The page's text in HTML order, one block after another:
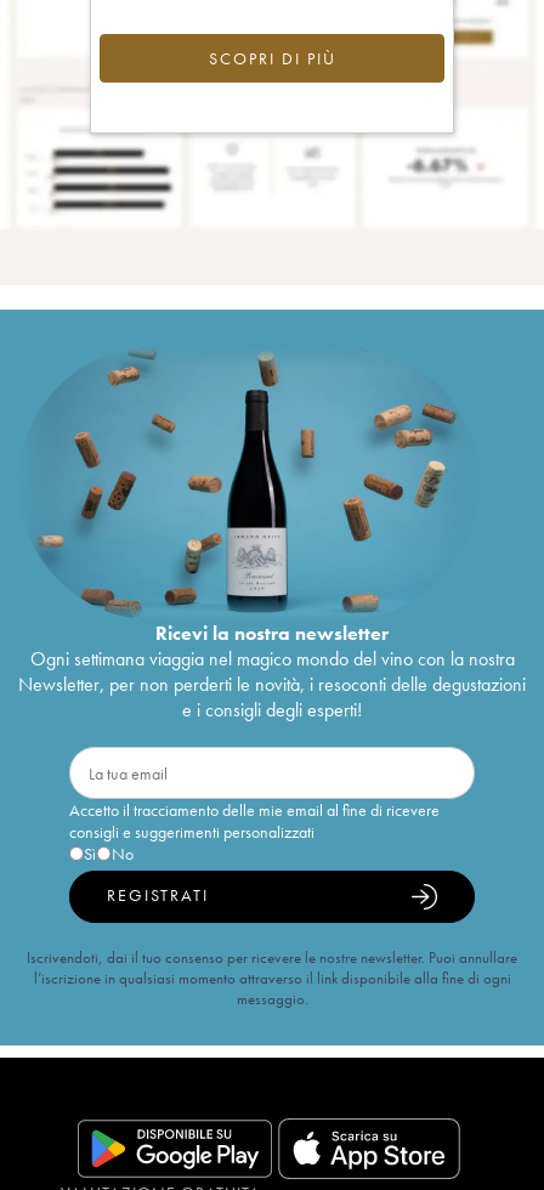
SCOPRI DI PIÙ
Ricevi la nostra newsletter
Ogni settimana viaggia nel magico mondo del vino con la nostra
Newsletter, per non perderti le novità, i resoconti delle degustazioni
e i consigli degli esperti!
Accetto il tracciamento delle mie email al fine di ricevere
consigli e suggerimenti personalizzati
Sì
No
REGISTRATI
Iscrivendoti, dai il tuo consenso per ricevere le nostre newsletter. Puoi annullare
l’iscrizione in qualsiasi momento attraverso il link disponibile alla fine di ogni
messaggio.